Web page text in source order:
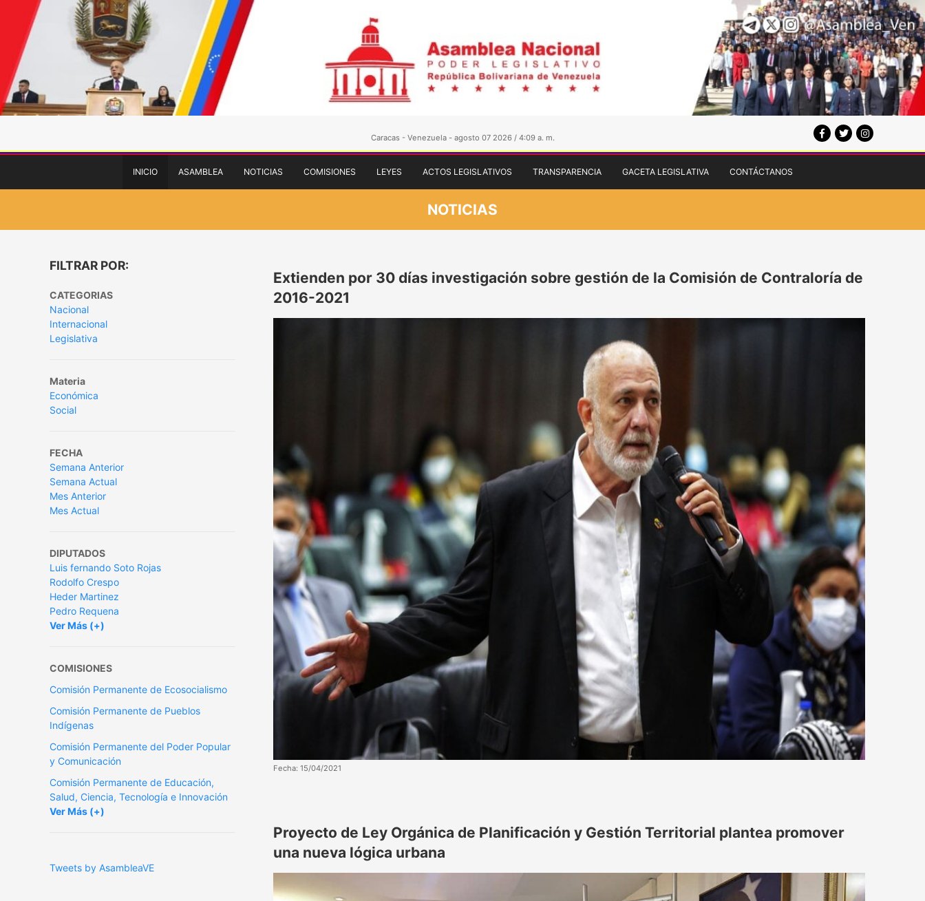
Caracas - Venezuela - agosto 07 2026 / 4:09 a. m.
INICIO ASAMBLEA NOTICIAS COMISIONES LEYES ACTOS LEGISLATIVOS TRANSPARENCIA GACETA LEGISLATIVA CONTÁCTANOS
NOTICIAS
FILTRAR POR:
CATEGORIAS
Nacional
Internacional
Legislativa
Materia
Económica
Social
FECHA
Semana Anterior
Semana Actual
Mes Anterior
Mes Actual
DIPUTADOS
Luis fernando Soto Rojas
Rodolfo Crespo
Heder Martinez
Pedro Requena
Ver Más (+)
COMISIONES
Comisión Permanente de Ecosocialismo
Comisión Permanente de Pueblos
Indígenas
Comisión Permanente del Poder Popular
y Comunicación
Comisión Permanente de Educación,
Salud, Ciencia, Tecnología e Innovación
Ver Más (+)
Tweets by AsambleaVE
Extienden por 30 días investigación sobre gestión de la Comisión de Contraloría de
2016-2021
Fecha: 15/04/2021
Proyecto de Ley Orgánica de Planificación y Gestión Territorial plantea promover
una nueva lógica urbana